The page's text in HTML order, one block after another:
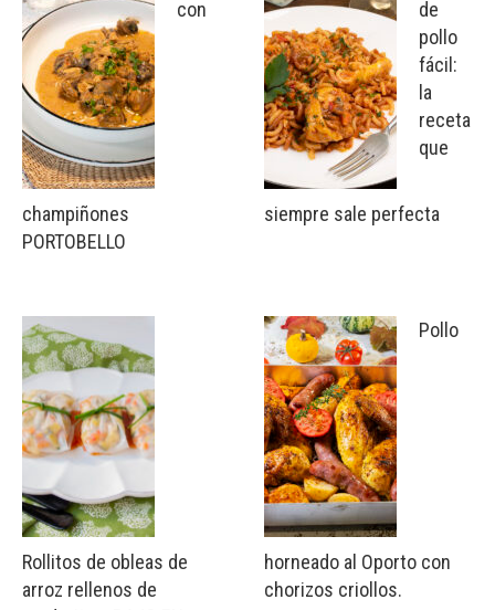
con
champiñones
PORTOBELLO
Rollitos de obleas de
arroz rellenos de
de
pollo
fácil:
la
receta
que
siempre sale perfecta
Pollo
horneado al Oporto con
chorizos criollos.